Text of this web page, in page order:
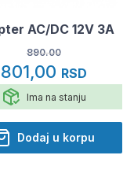
AC/DC 12V 3A
890.00
801,00 RSD
Ima na stanju
Dodaj u korpu